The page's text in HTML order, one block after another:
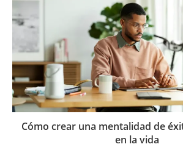
Cómo crear una mentalidad de
en la vida